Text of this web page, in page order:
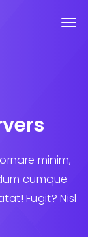
minim,
cumque
Fugit? Nisl